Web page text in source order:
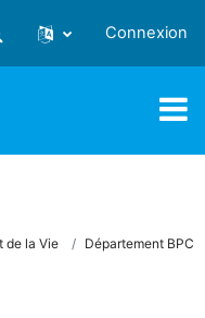
désactiver la saisie
Connexion
de la Vie
Département BPC